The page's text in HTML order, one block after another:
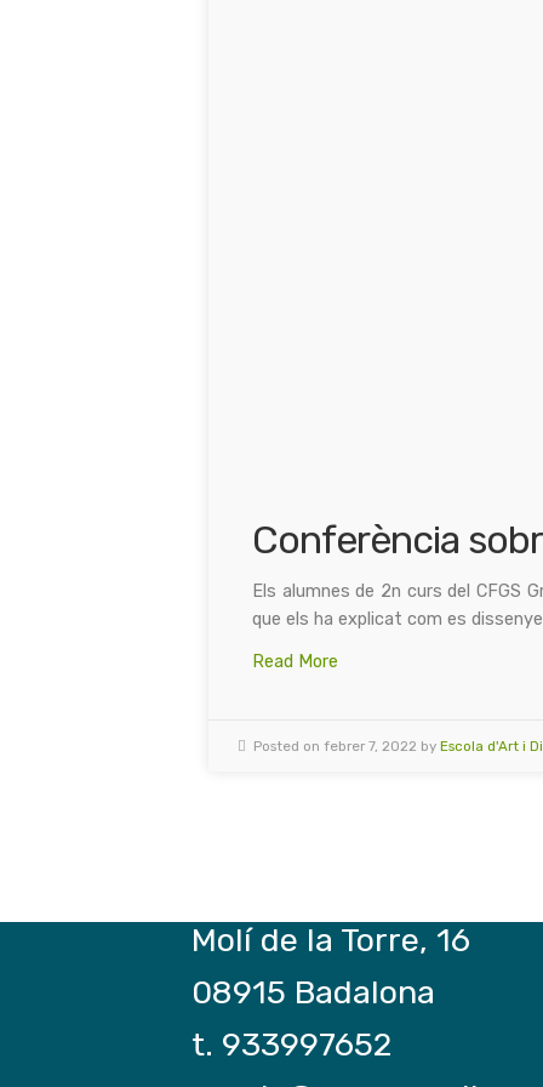
Conferència
Els alumnes de 2n curs del CFGS
que els ha explicat com es
Read More
Posted on febrer 7, 2022 by Escola d'Art i
Molí de la Torre, 16
08915 Badalona
t. 933997652